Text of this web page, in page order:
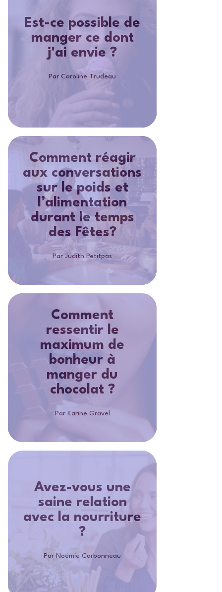
Est-ce possible de
manger ce dont
j'ai envie ?
Par Caroline Trudeau
Comment réagir
aux conversations
sur le poids et
l’alimentation
durant le temps
des Fêtes?
Par Judith Petitpas
Comment
ressentir le
maximum de
bonheur à
manger du
chocolat ?
Par Karine Gravel
Avez-vous une
saine relation
avec la nourriture
?
Par Noémie Carbonneau